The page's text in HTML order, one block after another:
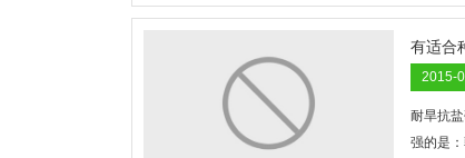
有适合
2015-
耐旱抗
强的是